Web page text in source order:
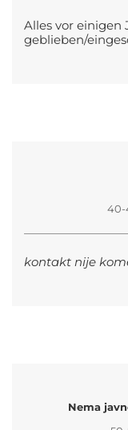
Alles vor einigen
geblieben/
40-
kontakt nije
Nema